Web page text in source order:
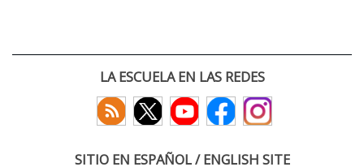
LA ESCUELA EN LAS REDES
SITIO EN ESPAÑOL / ENGLISH SITE